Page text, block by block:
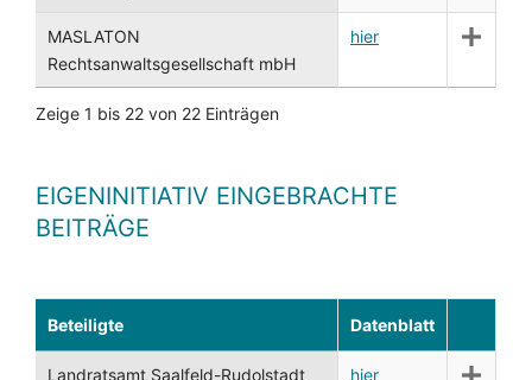
MASLATON
Rechtsanwaltsgesellschaft mbH
hier
Zeige 1 bis 22 von 22 Einträgen
EIGENINITIATIV EINGEBRACHTE
BEITRÄGE
Beteiligte Datenblatt
Landratsamt Saalfeld-Rudolstadt hier